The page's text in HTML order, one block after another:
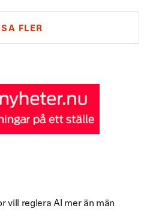
FLER
vill reglera AI mer än män